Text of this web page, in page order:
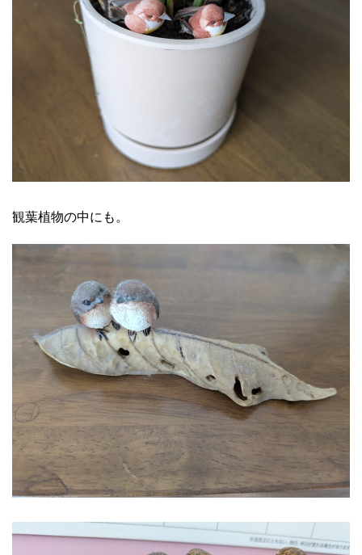
観葉植物の中にも。